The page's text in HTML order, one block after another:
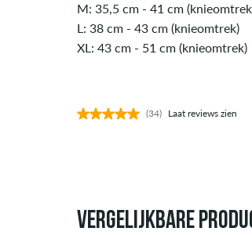
M: 35,5 cm - 41 cm
L: 38 cm - 43 cm (knieomtrek)
XL: 43 cm - 51 cm (knieomtrek)
(34) Laat reviews zien
VERGELIJKBARE